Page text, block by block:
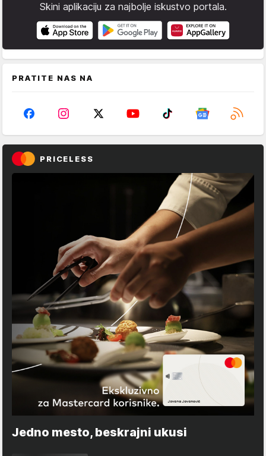
Skini aplikaciju za najbolje iskustvo portala.
PRATITE NAS NA
PRICELESS
Jedno mesto, beskrajni ukusi